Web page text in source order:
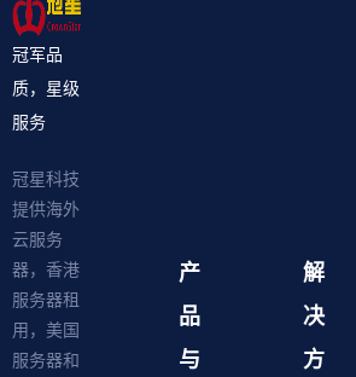
冠军品
质，星级
服务
冠星科技
提供海外
云服务
器，香港
服务器租
用，美国
服务器和
产
品
与
解
决
方